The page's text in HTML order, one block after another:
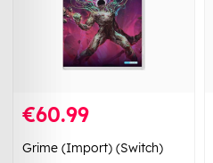
€60.99
Grime (Import) (Switch)